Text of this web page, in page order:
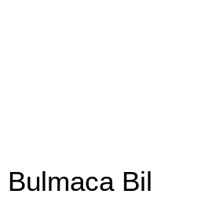
Bulmaca Bil